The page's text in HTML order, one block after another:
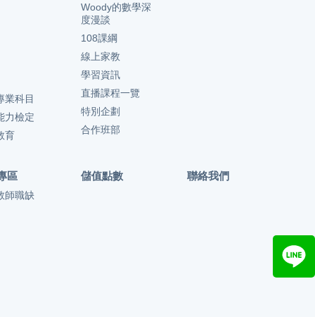
業科目
力檢定
育
Woody的數學深
度漫談
108課綱
線上家教
學習資訊
直播課程一覽
特別企劃
合作班部
區
師職缺
儲值點數 聯絡我們